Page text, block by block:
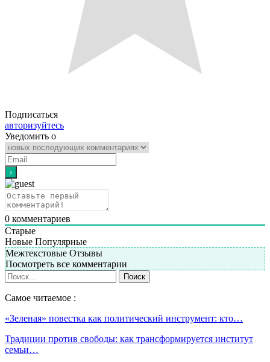
Подписаться
авторизуйтесь
Уведомить о
0 комментариев
Старые
Новые Популярные
Межтекстовые Отзывы
Посмотреть все комментарии
Самое читаемое :
«Зеленая» повестка как политический инструмент: кто…
Традиции против свободы: как трансформируется институт
семьи…